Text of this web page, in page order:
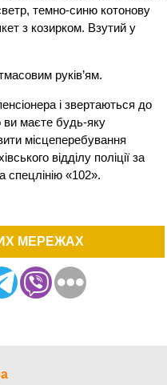
темно-синю котонову
з козирком. Взутий у
руків’ям.
і звертаються до
ви маєте будь-яку
місцеперебування
відділу поліції за
«102».
МЕРЕЖАХ